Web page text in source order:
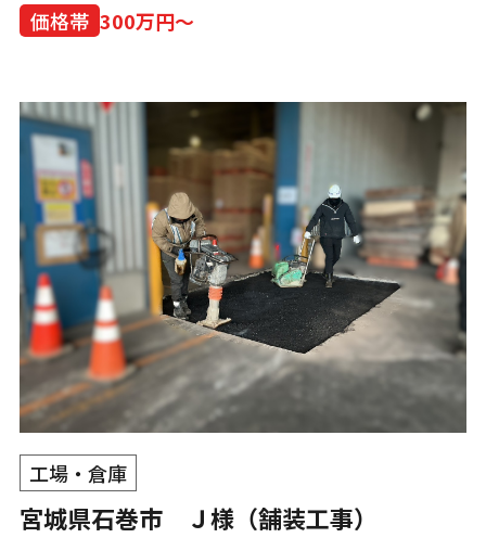
価格帯 300万円～
工場・倉庫
宮城県石巻市 Ｊ様（舗装工事）